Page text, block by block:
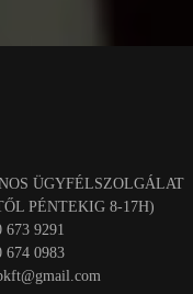
ÜGYFÉLSZOLGÁLAT
PÉNTEKIG 8-17H)
673 9291
674 0983